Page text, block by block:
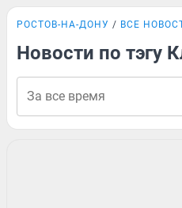
РОСТОВ-НА-ДОНУ ВСЕ
Новости по тэгу